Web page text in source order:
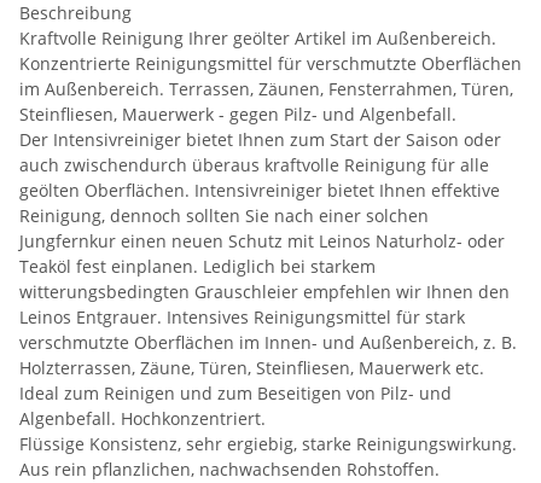
Beschreibung
Kraftvolle Reinigung Ihrer geölter Artikel im Außenbereich.
Konzentrierte Reinigungsmittel für verschmutzte Oberflächen
im Außenbereich. Terrassen, Zäunen, Fensterrahmen, Türen,
Steinfliesen, Mauerwerk - gegen Pilz- und Algenbefall.
Der Intensivreiniger bietet Ihnen zum Start der Saison oder
auch zwischendurch überaus kraftvolle Reinigung für alle
geölten Oberflächen. Intensivreiniger bietet Ihnen effektive
Reinigung, dennoch sollten Sie nach einer solchen
Jungfernkur einen neuen Schutz mit Leinos Naturholz- oder
Teaköl fest einplanen. Lediglich bei starkem
witterungsbedingten Grauschleier empfehlen wir Ihnen den
Leinos Entgrauer. Intensives Reinigungsmittel für stark
verschmutzte Oberflächen im Innen- und Außenbereich, z. B.
Holzterrassen, Zäune, Türen, Steinfliesen, Mauerwerk etc.
Ideal zum Reinigen und zum Beseitigen von Pilz- und
Algenbefall. Hochkonzentriert.
Flüssige Konsistenz, sehr ergiebig, starke Reinigungswirkung.
Aus rein pflanzlichen, nachwachsenden Rohstoffen.